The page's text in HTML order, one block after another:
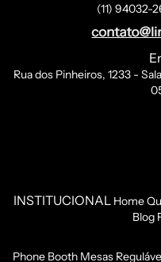
(11) 94032-
Rua dos Pinheiros, 1233 -
INSTITUCIONAL Home
Blog
Phone Booth Mesas